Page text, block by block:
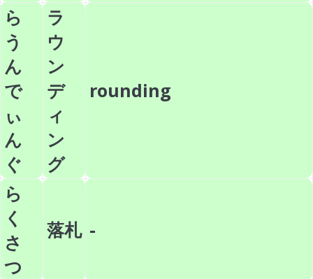
ら
う
ん
で
ぃ
ん
ぐ
ラ
ウ
ン
デ
ィ
ン
グ
rounding
ら
く
さ
つ
落札 -